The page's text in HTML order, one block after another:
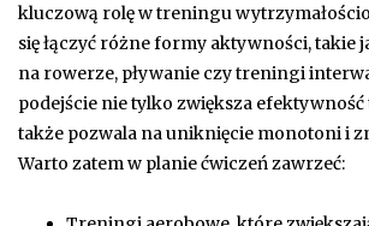
kluczową rolę w treningu
się łączyć różne formy aktywności, takie
na rowerze, pływanie czy treningi
podejście nie tylko zwiększa
także pozwala na uniknięcie monotoni i
Warto zatem w planie ćwiczeń zawrzeć: